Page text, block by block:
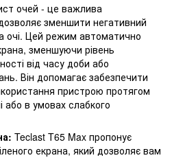
очей - це важлива
зменшити негативний
очі. Цей режим автоматично
зменшуючи рівень
від часу доби або
Він допомагає забезпечити
пристрою протягом
або в умовах слабкого
Teclast T65 Max пропонує
екрана, який дозволяє вам